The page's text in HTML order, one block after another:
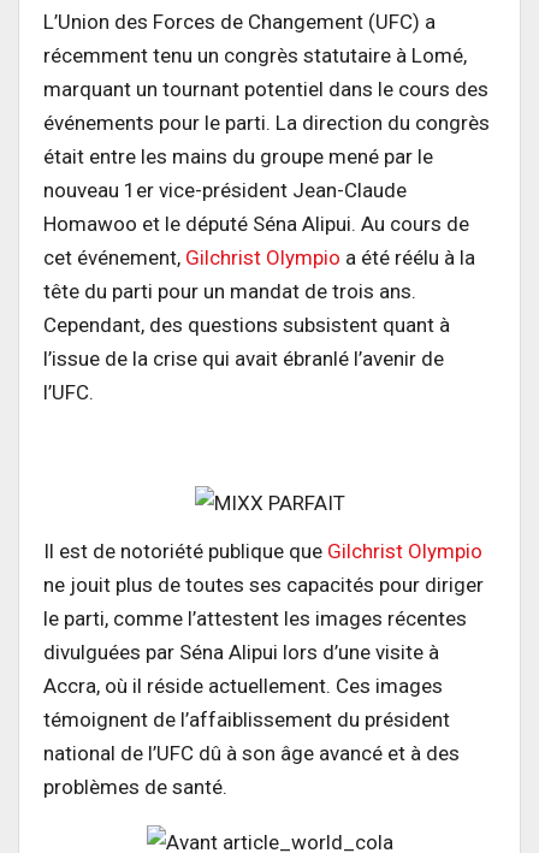
L’Union des Forces de Changement (UFC) a
récemment tenu un congrès statutaire à Lomé,
marquant un tournant potentiel dans le cours des
événements pour le parti. La direction du congrès
était entre les mains du groupe mené par le
nouveau 1er vice-président Jean-Claude
Homawoo et le député Séna Alipui. Au cours de
cet événement, Gilchrist Olympio a été réélu à la
tête du parti pour un mandat de trois ans.
Cependant, des questions subsistent quant à
l’issue de la crise qui avait ébranlé l’avenir de
l’UFC.
Il est de notoriété publique que Gilchrist Olympio
ne jouit plus de toutes ses capacités pour diriger
le parti, comme l’attestent les images récentes
divulguées par Séna Alipui lors d’une visite à
Accra, où il réside actuellement. Ces images
témoignent de l’affaiblissement du président
national de l’UFC dû à son âge avancé et à des
problèmes de santé.